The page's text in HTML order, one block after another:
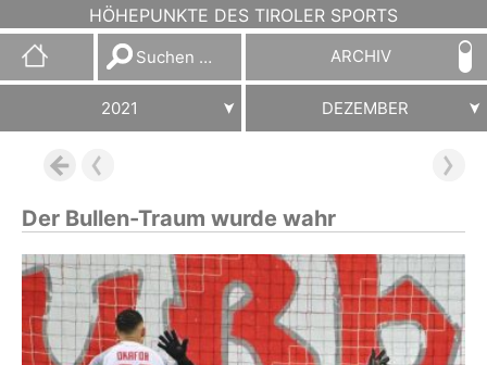
HÖHEPUNKTE DES TIROLER SPORTS
Suchen
nach:
ARCHIV
2021 DEZEMBER
Der Bullen-Traum wurde wahr